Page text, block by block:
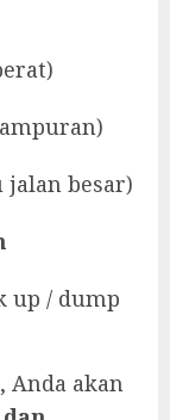
jalan besar)
up / dump
Anda akan